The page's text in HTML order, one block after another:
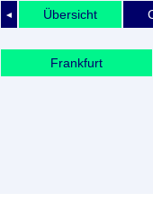
◄ Übersicht
Frankfurt